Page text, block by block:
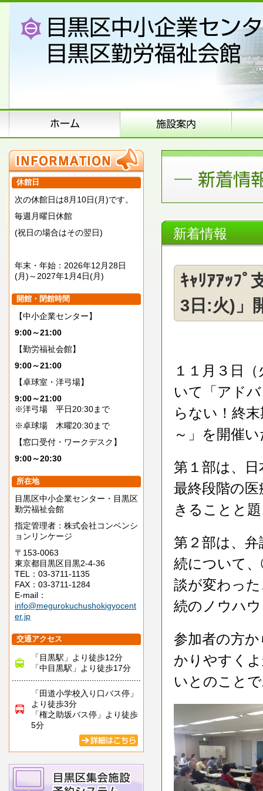
休館日
次の休館日は8月10日(月)です。
毎週月曜日休館
(祝日の場合はその翌日)
年末・年始：2026年12月28日
(月)～2027年1月4日(月)
開館・閉館時間
【中小企業センター】
9:00～21:00
【勤労福祉会館】
9:00～21:00
【卓球室・洋弓場】
9:00～21:00
※洋弓場 平日20:30まで
※卓球場 木曜20:30まで
【窓口受付・ワークデスク】
9:00～20:30
所在地
目黒区中小企業センター・目黒区
勤労福祉会館
指定管理者：株式会社コンベンシ
ョンリンケージ
〒153-0063
東京都目黒区目黒2-4-36
TEL：03-3711-1135
FAX：03-3711-1284
E-mail：
info@megurokuchushokigyocent
er.jp
交通アクセス
「目黒駅」より徒歩12分
「中目黒駅」より徒歩17分
「田道小学校入り口バス停」
より徒歩3分
「権之助坂バス停」より徒歩
5分
新着情報
ｷｬﾘｱｱｯﾌﾟ
3日:火)」
１１月３日
いて「アド
らない！終
～」を開催
第１部は、
最終段階の
きることと
第２部は、
続について
談が変わっ
続のノウハ
参加者の方
かりやすく
いとのこと